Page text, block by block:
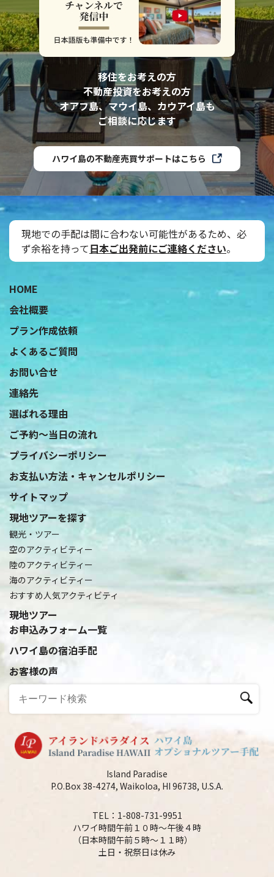
移住をお考えの方
不動産投資をお考えの方
オアフ島、マウイ島、カウアイ島も
ご相談に応じます
ハワイ島の不動産売買サポートはこちら
現地での手配は間に合わない可能性があるため、必
ず余裕を持って日本ご出発前にご連絡ください。
HOME
会社概要
プラン作成依頼
よくあるご質問
お問い合せ
連絡先
選ばれる理由
ご予約〜当日の流れ
プライバシーポリシー
お支払い方法・キャンセルポリシー
サイトマップ
現地ツアーを探す
観光・ツアー
空のアクティビティー
陸のアクティビティー
海のアクティビティー
おすすめ人気アクティビティ
現地ツアー
お申込みフォーム一覧
ハワイ島の宿泊手配
お客様の声
Island Paradise
P.O.Box 38-4274, Waikoloa, HI 96738, U.S.A.
TEL：1-808-731-9951
ハワイ時間午前１０時～午後４時
（日本時間午前５時～１１時）
土日・祝祭日は休み